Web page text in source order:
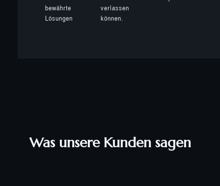
bewährte
Lösungen.
verlassen
können.
Was unsere Kunden sagen